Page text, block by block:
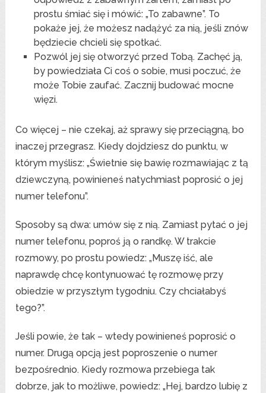
prostu śmiać się i mówić: „To zabawne”. To
pokaże jej, że możesz nadążyć za nią, jeśli znów
będziecie chcieli się spotkać.
Pozwól jej się otworzyć przed Tobą. Zachęć ją,
by powiedziała Ci coś o sobie, musi poczuć, że
może Tobie zaufać. Zacznij budować mocne
więzi.
Co więcej – nie czekaj, aż sprawy się przeciągną, bo
inaczej przegrasz. Kiedy dojdziesz do punktu, w
którym myślisz: „Świetnie się bawię rozmawiając z tą
dziewczyną, powinieneś natychmiast poprosić o jej
numer telefonu”.
Sposoby są dwa: umów się z nią. Zamiast pytać o jej
numer telefonu, poproś ją o randkę. W trakcie
rozmowy, po prostu powiedz: „Muszę iść, ale
naprawdę chcę kontynuować tę rozmowę przy
obiedzie w przyszłym tygodniu. Czy chciałabyś
tego?”.
Jeśli powie, że tak – wtedy powinieneś poprosić o
numer. Drugą opcją jest poproszenie o numer
bezpośrednio. Kiedy rozmowa przebiega tak
dobrze, jak to możliwe, powiedz: „Hej, bardzo lubię z